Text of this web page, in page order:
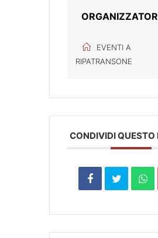
EVENTI A
RIPATRANSONE
CONDIVIDI QUESTO